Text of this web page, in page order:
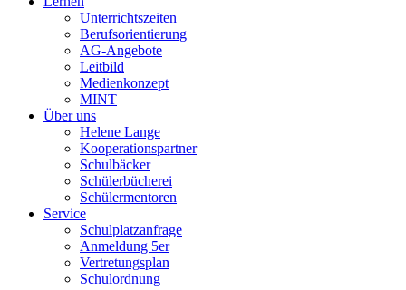
Unterrichtszeiten
Berufsorientierung
AG-Angebote
Leitbild
Medienkonzept
MINT
Über uns
Helene Lange
Kooperationspartner
Schulbäcker
Schülerbücherei
Schülermentoren
Service
Schulplatzanfrage
Anmeldung 5er
Vertretungsplan
Schulordnung